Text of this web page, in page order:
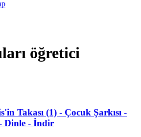
öğretici
Takası (1) - Çocuk Şarkısı -
Dinle - İndir